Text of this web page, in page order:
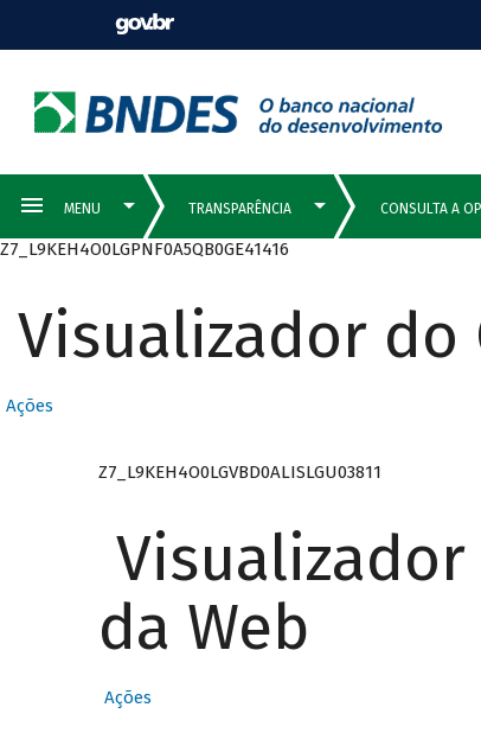
Z7_L9KEH4O0LGPNF0A5QB0GE41416
Visualizador do
Ações
Z7_L9KEH4O0LGVBD0ALISLGU03811
da Web
Ações